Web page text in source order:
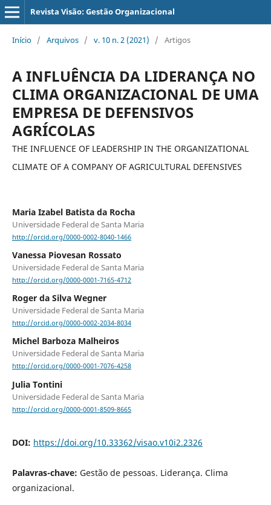
Revista Visão: Gestão Organizacional
Início / Arquivos / v. 10 n. 2 (2021) / Artigos
A INFLUÊNCIA DA LIDERANÇA NO
CLIMA ORGANIZACIONAL DE UMA
EMPRESA DE DEFENSIVOS
AGRÍCOLAS
THE INFLUENCE OF LEADERSHIP IN THE ORGANIZATIONAL
CLIMATE OF A COMPANY OF AGRICULTURAL DEFENSIVES
Maria Izabel Batista da Rocha
Universidade Federal de Santa Maria
http://orcid.org/0000-0002-8040-1466
Vanessa Piovesan Rossato
Universidade Federal de Santa Maria
http://orcid.org/0000-0001-7165-4712
Roger da Silva Wegner
Universidade Federal de Santa Maria
http://orcid.org/0000-0002-2034-8034
Michel Barboza Malheiros
Universidade Federal de Santa Maria
http://orcid.org/0000-0001-7076-4258
Julia Tontini
Universidade Federal de Santa Maria
http://orcid.org/0000-0001-8509-8665
DOI: https://doi.org/10.33362/visao.v10i2.2326
Palavras-chave: Gestão de pessoas. Liderança. Clima
organizacional.